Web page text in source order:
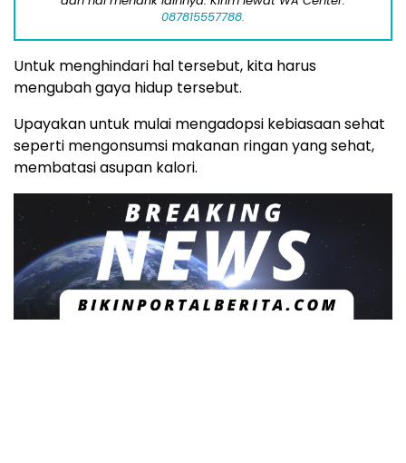
087815557788.
Untuk menghindari hal tersebut, kita harus
mengubah gaya hidup tersebut.
Upayakan untuk mulai mengadopsi kebiasaan sehat
seperti mengonsumsi makanan ringan yang sehat,
membatasi asupan kalori.